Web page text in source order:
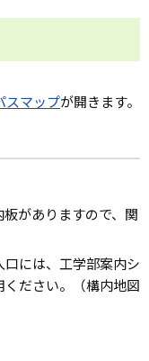
スマップが開きます。
がありますので、関
には、工学部案内シ
ださい。（構内地図